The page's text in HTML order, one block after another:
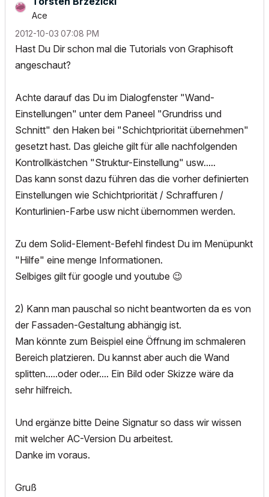
Ace
‎2012-10-03 07:08 PM
Hast Du Dir schon mal die Tutorials von Graphisoft
angeschaut?
Achte darauf das Du im Dialogfenster "Wand-
Einstellungen" unter dem Paneel "Grundriss und
Schnitt" den Haken bei "Schichtpriorität übernehmen"
gesetzt hast. Das gleiche gilt für alle nachfolgenden
Kontrollkästchen "Struktur-Einstellung" usw.....
Das kann sonst dazu führen das die vorher definierten
Einstellungen wie Schichtpriorität / Schraffuren /
Konturlinien-Farbe usw nicht übernommen werden.
Zu dem Solid-Element-Befehl findest Du im Menüpunkt
"Hilfe" eine menge Informationen.
Selbiges gilt für google und youtube 😉
2) Kann man pauschal so nicht beantworten da es von
der Fassaden-Gestaltung abhängig ist.
Man könnte zum Beispiel eine Öffnung im schmaleren
Bereich platzieren. Du kannst aber auch die Wand
splitten.....oder oder.... Ein Bild oder Skizze wäre da
sehr hilfreich.
Und ergänze bitte Deine Signatur so dass wir wissen
mit welcher AC-Version Du arbeitest.
Danke im voraus.
Gruß